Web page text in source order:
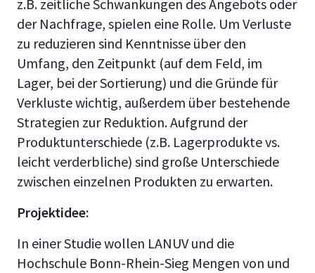
z.B. zeitliche Schwankungen des Angebots oder
der Nachfrage, spielen eine Rolle. Um Verluste
zu reduzieren sind Kenntnisse über den
Umfang, den Zeitpunkt (auf dem Feld, im
Lager, bei der Sortierung) und die Gründe für
Verkluste wichtig, außerdem über bestehende
Strategien zur Reduktion. Aufgrund der
Produktunterschiede (z.B. Lagerprodukte vs.
leicht verderbliche) sind große Unterschiede
zwischen einzelnen Produkten zu erwarten.
Projektidee:
In einer Studie wollen LANUV und die
Hochschule Bonn-Rhein-Sieg Mengen von und